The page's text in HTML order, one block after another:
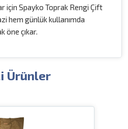
için Spayko Toprak Rengi Çift
hem günlük kullanımda
öne çıkar.
Ürünler